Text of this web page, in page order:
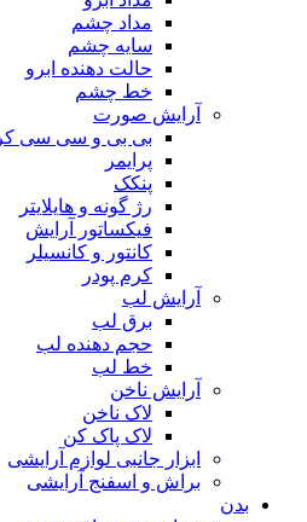
مداد چشم
سایه چشم
حالت دهنده ابرو
خط چشم
آرایش صورت
بی بی و سی سی
پرایمر
پنکک
رژ گونه و هایلایتر
فیکساتور آرایش
کانتور و کانسیلر
کرم پودر
آرایش لب
برق لب
حجم دهنده لب
خط لب
آرایش ناخن
لاک ناخن
لاک پاک کن
ابزار جانبی لوازم آرایشی
براش و اسفنج آرایشی
بدن